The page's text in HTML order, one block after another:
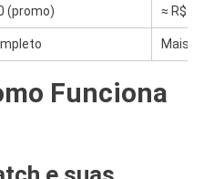
(promo) ≈ R$
Mais
Funciona